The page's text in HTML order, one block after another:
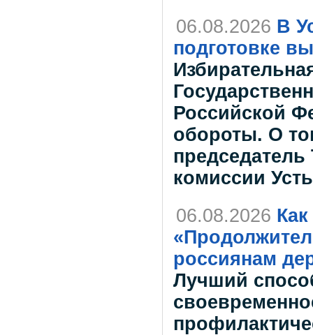
06.08.2026 В
подготовке
Российской
обороты. О
комиссии
06.08.2026
россиянам
Лучший